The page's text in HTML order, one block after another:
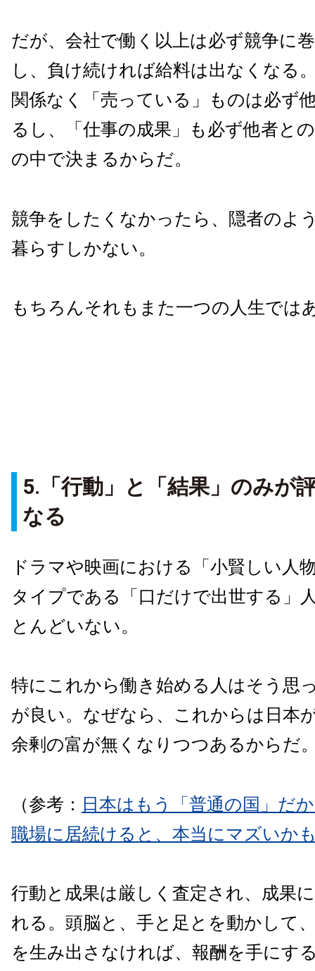
だが、会社で働く以上は必ず競争に
し、負け続ければ給料は出なくなる
関係なく「売っている」ものは必ず
るし、「仕事の成果」も必ず他者と
の中で決まるからだ。
競争をしたくなかったら、隠者のよ
暮らすしかない。
もちろんそれもまた一つの人生では
5.「行動」と「結果」のみが
なる
ドラマや映画における「小賢しい人
タイプである「口だけで出世する」
とんどいない。
特にこれから働き始める人はそう思
が良い。なぜなら、これからは日本
余剰の富が無くなりつつあるからだ
（参考： 日本はもう「普通の国」だ
職場に居続けると、本当にマズいか
行動と成果は厳しく査定され、成果
れる。頭脳と、手と足とを動かして
を生み出さなければ、報酬を手にす